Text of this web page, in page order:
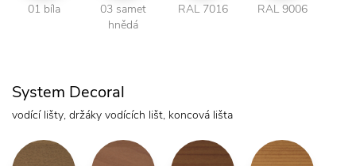
01 bíla
03 samet
hnědá
RAL 7016 RAL 9006
System Decoral
vodící lišty, držáky vodících lišt, koncová lišta